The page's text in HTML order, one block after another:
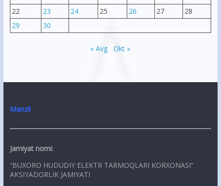
22
23 24 25 26 27
28
29
30
« Avg Okt »
Manzil
Jamiyat nomi:
“BUXORO HUDUDIY ELEKTR TARMOQLARI KORXONASI”
AKSIYADORLIK JAMIYATI